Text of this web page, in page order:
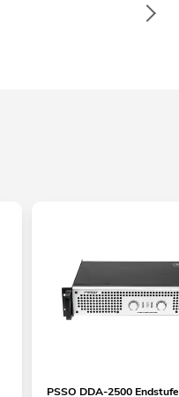
PSSO DDA-2500 Endstufe